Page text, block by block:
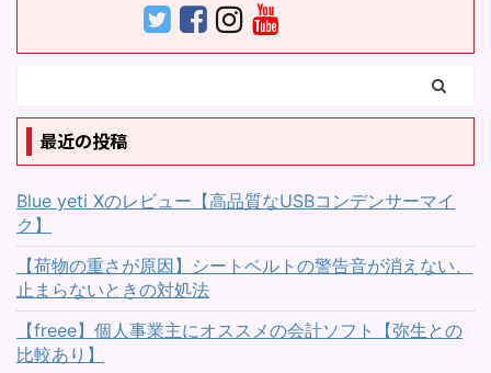
回のテーマの場合、内気
循環でエアコンを入れっ
入って上手に使うと便利
です。今回は、換気、外
気導入、内気循環をキー
ワードに解説していきま
す ...
最近の投稿
Blue yeti Xのレビュー【高品質なUSBコンデンサーマイ
ク】
【荷物の重さが原因】シートベルトの警告音が消えない、
止まらないときの対処法
【freee】個人事業主にオススメの会計ソフト【弥生との
比較あり】